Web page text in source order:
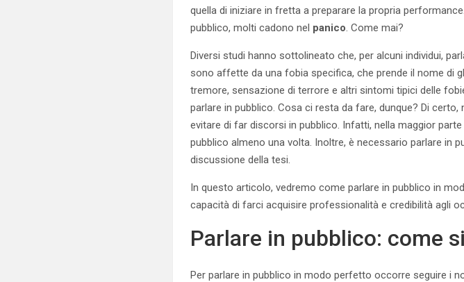
quella di iniziare in fretta a preparare la propria
pubblico, molti cadono nel panico. Come mai?
Diversi studi hanno sottolineato che, per alcuni individui,
sono affette da una fobia specifica, che prende il nome di
tremore, sensazione di terrore e altri sintomi tipici delle
parlare in pubblico. Cosa ci resta da fare, dunque? Di
evitare di far discorsi in pubblico. Infatti, nella maggior
pubblico almeno una volta. Inoltre, è necessario parlare in
discussione della tesi.
In questo articolo, vedremo come parlare in pubblico in
capacità di farci acquisire professionalità e credibilità agli
Parlare in pubblico: come
Per parlare in pubblico in modo perfetto occorre seguire i